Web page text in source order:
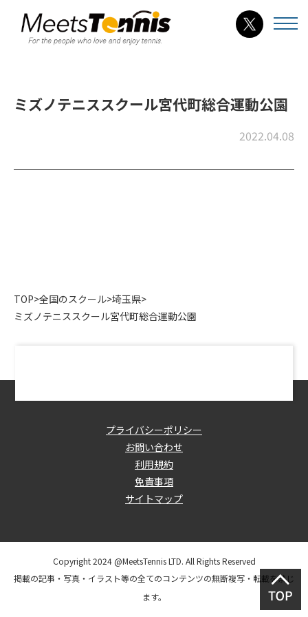
ミズノテニススクール宮代町総合運動公園
2022.04.08
TOP>全国のスクール>埼玉県>
ミズノテニススクール宮代町総合運動公園
プライバシーポリシー
お問い合わせ
利用規約
免責事項
サイトマップ
Copyright 2024 @MeetsTennis LTD. All Rights Reserved
掲載の記事・写真・イラスト等の全てのコンテンツの無断複写・転載を禁じ
ます。